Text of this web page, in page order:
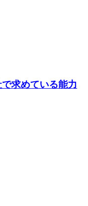
求めている能力